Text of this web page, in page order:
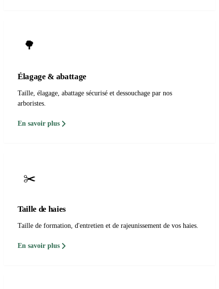
🌳
Élagage & abattage
Taille, élagage, abattage sécurisé et dessouchage par nos
arboristes.
En savoir plus
✂️
Taille de haies
Taille de formation, d'entretien et de rajeunissement de vos haies.
En savoir plus